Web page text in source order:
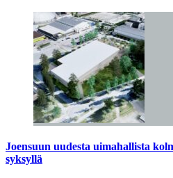
Joensuun uudesta uimahallista
syksyllä